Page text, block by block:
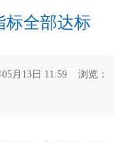
标全部达标
月13日 11:59 浏览：